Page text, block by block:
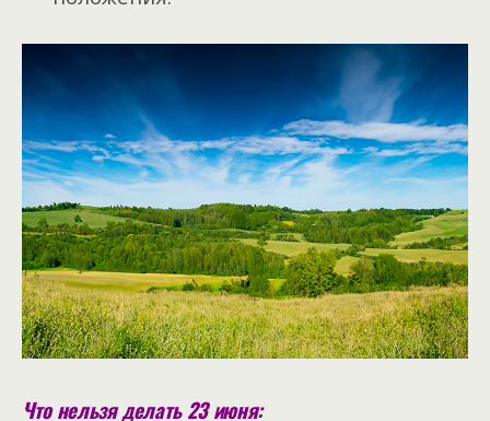
Что нельзя делать 23 июня: